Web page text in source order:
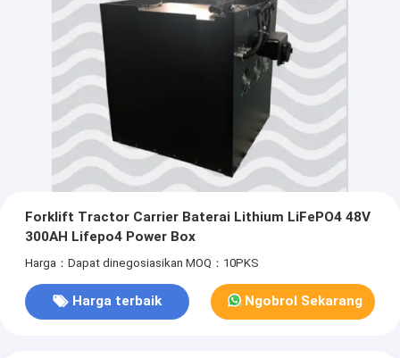
Forklift Tractor Carrier Baterai Lithium LiFePO4 48V
300AH Lifepo4 Power Box
Harga：Dapat dinegosiasikan MOQ：10PKS
Harga terbaik Ngobrol Sekarang